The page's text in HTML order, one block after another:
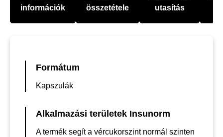
információk
összetétele
utasítás
Formátum
Kapszulák
Alkalmazási területek Insunorm
A termék segít a vércukorszint normál szinten